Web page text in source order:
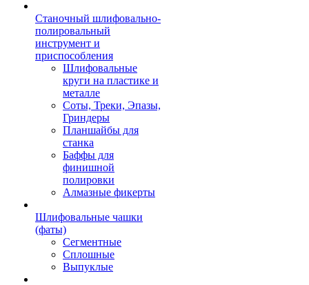
Станочный шлифовально-
полировальный
инструмент и
приспособления
Шлифовальные
круги на пластике и
металле
Соты, Треки, Эпазы,
Гриндеры
Планшайбы для
станка
Баффы для
финишной
полировки
Алмазные фикерты
Шлифовальные чашки
(фаты)
Сегментные
Сплошные
Выпуклые